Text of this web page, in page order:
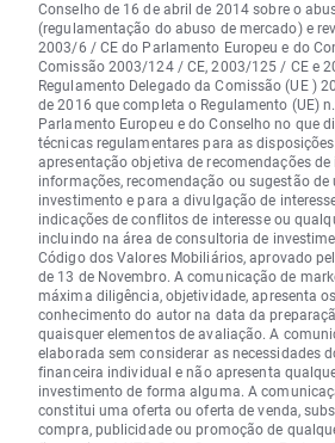
Conselho de 16 de abril de 2014 sobre o
(regulamentação do abuso de mercado) e
2003/6 / CE do Parlamento Europeu e do
Comissão 2003/124 / CE, 2003/125 / CE e
Regulamento Delegado da Comissão (UE )
de 2016 que completa o Regulamento (UE)
Parlamento Europeu e do Conselho no que
técnicas regulamentares para as
apresentação objetiva de recomendações
informações, recomendação ou sugestão
investimento e para a divulgação de
indicações de conflitos de interesse ou
incluindo na área de consultoria de
Código dos Valores Mobiliários, aprovado
de 13 de Novembro. A comunicação de
máxima diligência, objetividade, apresenta
conhecimento do autor na data da
quaisquer elementos de avaliação. A
elaborada sem considerar as necessidades
financeira individual e não apresenta
investimento de forma alguma. A
constitui uma oferta ou oferta de venda,
compra, publicidade ou promoção de